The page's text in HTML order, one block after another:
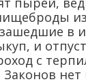
в
и
с
нет